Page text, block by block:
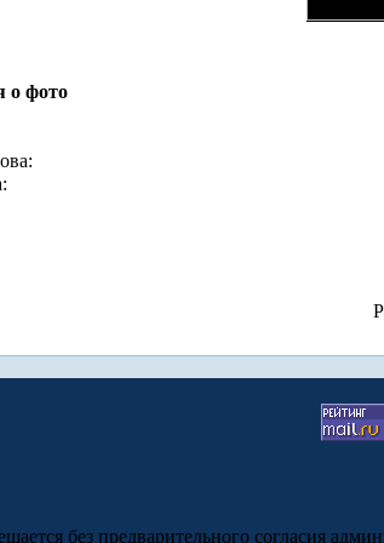
о фото
без предварительного согласия